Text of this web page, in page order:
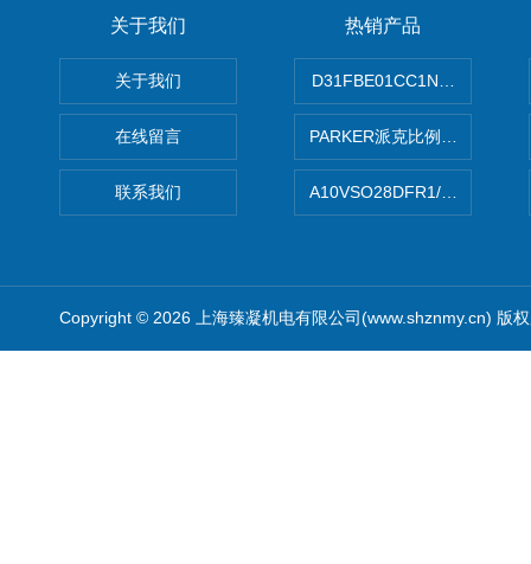
关于我们
关于我们
在线留言
联系我们
热销产品
PARKER派克比例阀 柱塞泵
A10VSO28DFR1/
Copyright © 2026 上海臻凝机电有限公司(www.shznmy.cn) 版